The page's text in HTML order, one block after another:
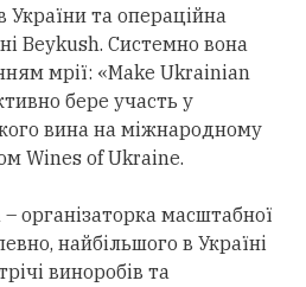
України та операційна
Beykush. Системно вона
мрії: «Make Ukrainian
бере участь у
вина на міжнародному
Wines of Ukraine.
організаторка масштабної
найбільшого в Україні
виноробів та